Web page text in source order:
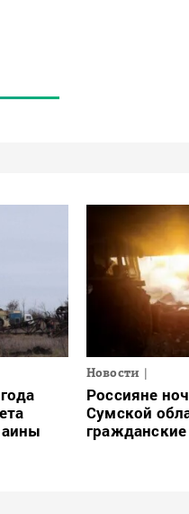
Новости
Россияне
Сумской
гражданские